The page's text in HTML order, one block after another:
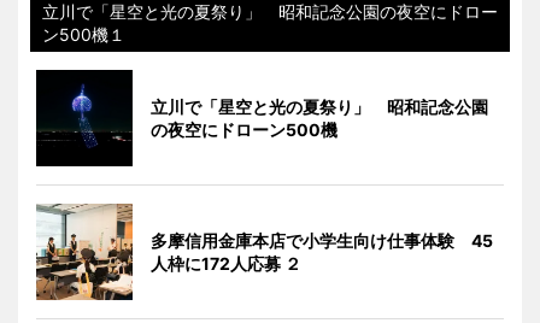
立川で「星空と光の夏祭り」 昭和記念公園の夜空にドロー
ン500機１
立川で「星空と光の夏祭り」 昭和記念公園
の夜空にドローン500機
多摩信用金庫本店で小学生向け仕事体験 45
人枠に172人応募 ２